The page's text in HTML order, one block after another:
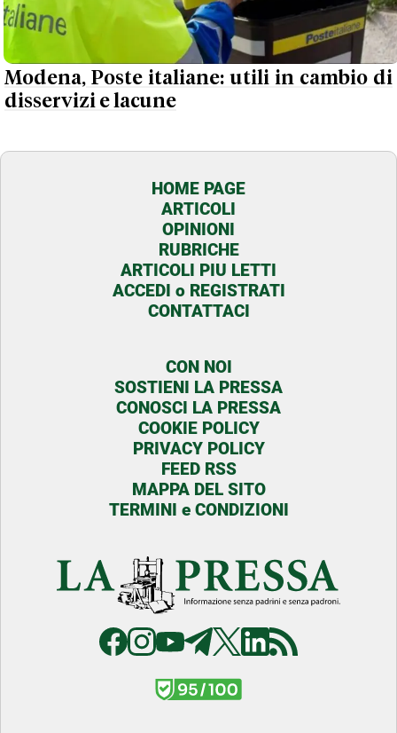
Modena, Poste italiane: utili in cambio di
disservizi e lacune
HOME PAGE
ARTICOLI
OPINIONI
RUBRICHE
ARTICOLI PIU LETTI
ACCEDI o REGISTRATI
CONTATTACI
CON NOI
SOSTIENI LA PRESSA
CONOSCI LA PRESSA
COOKIE POLICY
PRIVACY POLICY
FEED RSS
MAPPA DEL SITO
TERMINI e CONDIZIONI